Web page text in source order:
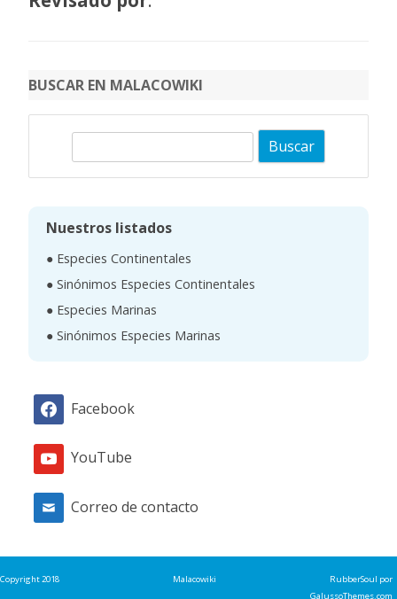
BUSCAR EN MALACOWIKI
Nuestros listados
● Especies Continentales
● Sinónimos Especies Continentales
● Especies Marinas
● Sinónimos Especies Marinas
Facebook
YouTube
Correo de contacto
Copyright 2018 Malacowiki RubberSoul por
GalussoThemes.com